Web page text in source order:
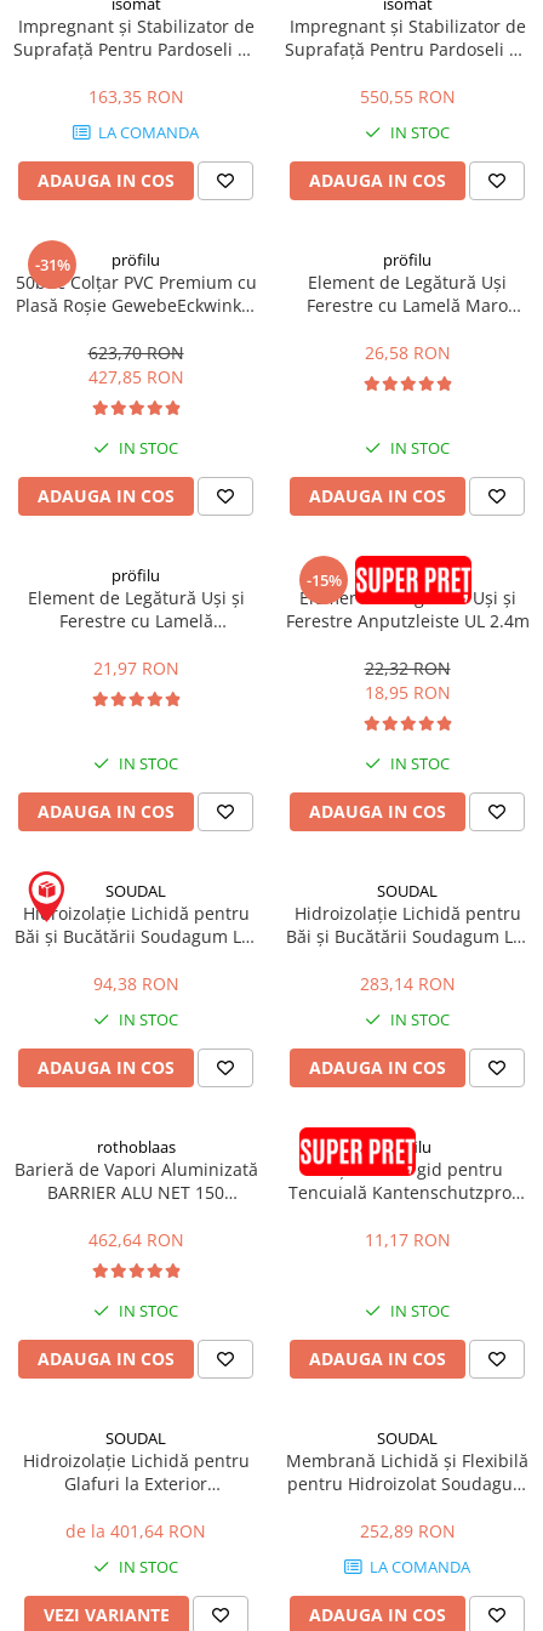
Impregnant și Stabilizator de
Suprafață Pentru Pardoseli BI-
163,35 RON
LA COMANDA
ADAUGA IN COS
Impregnant și Stabilizator de
Suprafață Pentru Pardoseli BI-
550,55 RON
IN STOC
ADAUGA IN COS
-31% pröfilu
50buc Colțar PVC Premium cu
Plasă Roșie GewebeEckwinkel
623,70 RON
427,85 RON
IN STOC
ADAUGA IN COS
pröfilu
Element de Legătură Uși
Ferestre cu Lamelă Maro
26,58 RON
IN STOC
ADAUGA IN COS
pröfilu
Element de Legătură Uși și
Ferestre cu Lamelă
7016 6mm 2.4m
21,97 RON
IN STOC
ADAUGA IN COS
-15% pröfilu
Element de Legătură Uși și
Ferestre Anputzleiste UL 2.4m
22,32 RON
18,95 RON
IN STOC
ADAUGA IN COS
SOUDAL
Hidroizolație Lichidă pentru
Băi și Bucătării Soudagum LM
94,38 RON
IN STOC
ADAUGA IN COS
SOUDAL
Hidroizolație Lichidă pentru
Băi și Bucătării Soudagum LM
283,14 RON
IN STOC
ADAUGA IN COS
rothoblaas
Barieră de Vapori Aluminizată
BARRIER ALU NET 150
462,64 RON
IN STOC
ADAUGA IN COS
pröfilu
Colțar PVC Rigid pentru
Tencuială Kantenschutzprofil
11,17 RON
IN STOC
ADAUGA IN COS
SOUDAL
Hidroizolație Lichidă pentru
Glafuri la Exterior
de la 401,64 RON
IN STOC
VEZI VARIANTE
SOUDAL
Membrană Lichidă și Flexibilă
pentru Hidroizolat Soudagum
252,89 RON
LA COMANDA
ADAUGA IN COS